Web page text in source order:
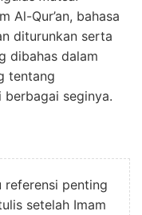
Al-Qur’an, bahasa
diturunkan serta
dibahas dalam
tentang
berbagai seginya.
referensi penting
setelah Imam